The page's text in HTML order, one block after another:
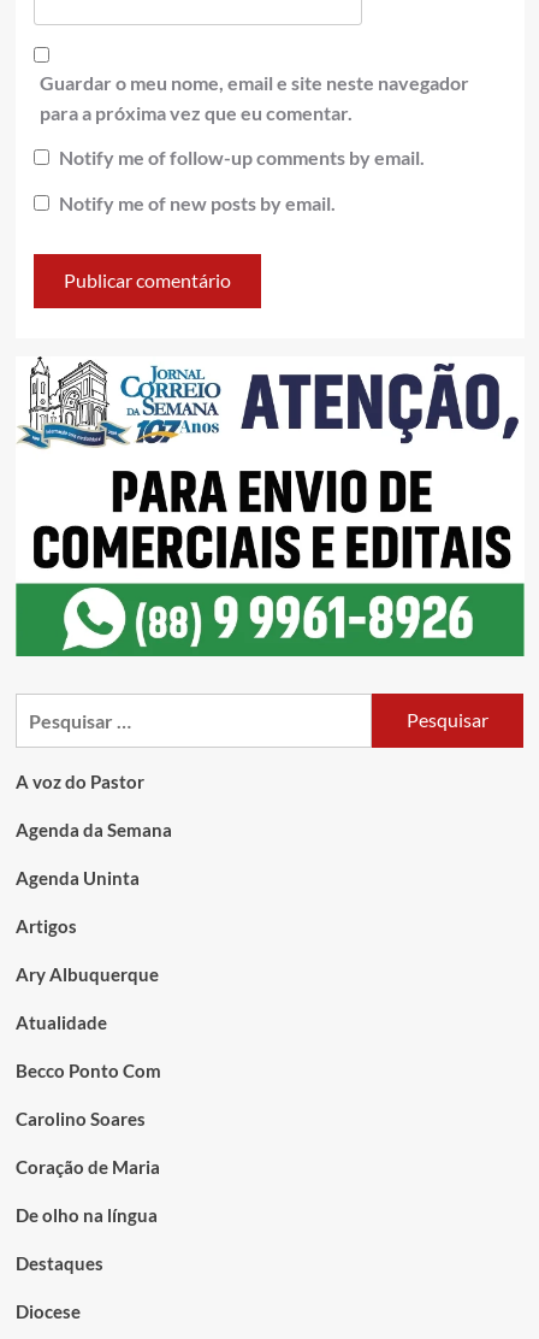
Guardar o meu nome, email e site neste navegador
para a próxima vez que eu comentar.
Notify me of follow-up comments by email.
Notify me of new posts by email.
A voz do Pastor
Agenda da Semana
Agenda Uninta
Artigos
Ary Albuquerque
Atualidade
Becco Ponto Com
Carolino Soares
Coração de Maria
De olho na língua
Destaques
Diocese